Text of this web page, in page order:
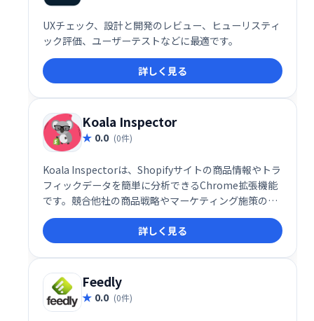
UXチェック、設計と開発のレビュー、ヒューリスティ
ック評価、ユーザーテストなどに最適です。
詳しく見る
Koala Inspector
0.0 (0件)
Koala Inspectorは、Shopifyサイトの商品情報やトラ
フィックデータを簡単に分析できるChrome拡張機能
です。競合他社の商品戦略やマーケティング施策の調
査に役立ち、ビジネスチャンスの発見を支援します。
多くのユーザーから高い評価を得ており、Shopifyビ
ジネスの成功に貢献します。
詳しく見る
Feedly
0.0 (0件)